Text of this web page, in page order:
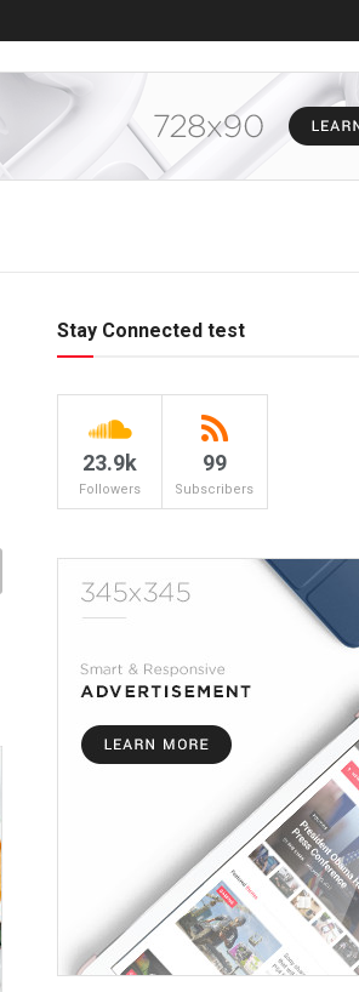
Stay Connected test
23.9k
Followers
99
Subscribers